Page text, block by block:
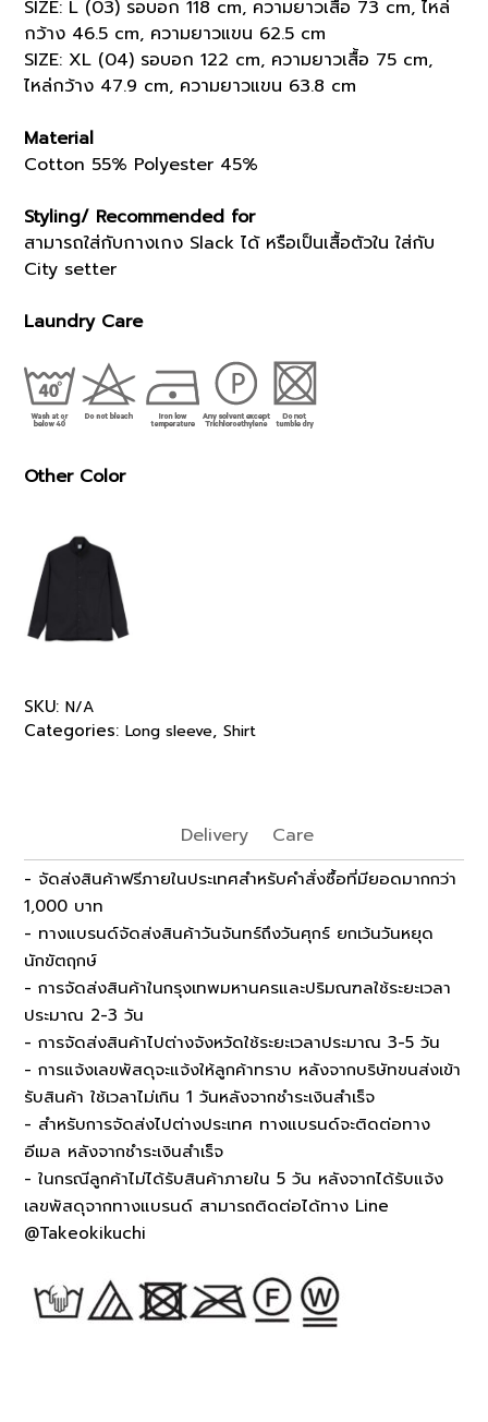
SIZE: L (03) รอบอก 118 cm, ความยาวเสื้อ 73 cm, ไหล่
กว้าง 46.5 cm, ความยาวแขน 62.5 cm
SIZE: XL (04) รอบอก 122 cm, ความยาวเสื้อ 75 cm,
ไหล่กว้าง 47.9 cm, ความยาวแขน 63.8 cm
Material
Cotton 55% Polyester 45%
Styling/ Recommended for
สามารถใส่กับกางเกง Slack ได้ หรือเป็นเสื้อตัวใน ใส่กับ
City setter
Laundry Care
Other Color
SKU: N/A
Categories: Long sleeve, Shirt
Delivery Care
- จัดส่งสินค้าฟรีภายในประเทศสำหรับคำสั่งซื้อที่มียอดมากกว่า
1,000 บาท
- ทางแบรนด์จัดส่งสินค้าวันจันทร์ถึงวันศุกร์ ยกเว้นวันหยุด
นักขัตฤกษ์
- การจัดส่งสินค้าในกรุงเทพมหานครและปริมณฑลใช้ระยะเวลา
ประมาณ 2-3 วัน
- การจัดส่งสินค้าไปต่างจังหวัดใช้ระยะเวลาประมาณ 3-5 วัน
- การแจ้งเลขพัสดุจะแจ้งให้ลูกค้าทราบ หลังจากบริษัทขนส่งเข้า
รับสินค้า ใช้เวลาไม่เกิน 1 วันหลังจากชำระเงินสำเร็จ
- สำหรับการจัดส่งไปต่างประเทศ ทางแบรนด์จะติดต่อทาง
อีเมล หลังจากชำระเงินสำเร็จ
- ในกรณีลูกค้าไม่ได้รับสินค้าภายใน 5 วัน หลังจากได้รับแจ้ง
เลขพัสดุจากทางแบรนด์ สามารถติดต่อได้ทาง Line
@Takeokikuchi